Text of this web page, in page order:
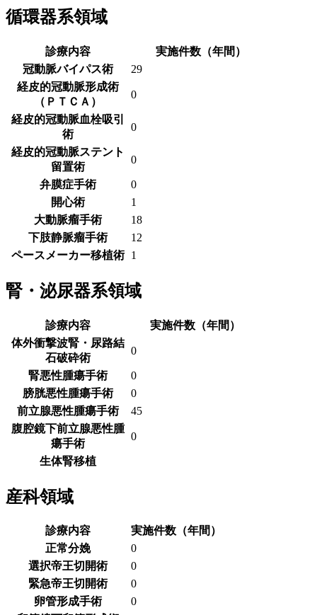
循環器系領域
診療内容
実施件数（年間）
冠動脈バイパス術
29
経皮的冠動脈形成術
（ＰＴＣＡ）
0
経皮的冠動脈血栓吸引
術
0
経皮的冠動脈ステント
留置術
0
弁膜症手術
0
開心術
1
大動脈瘤手術
18
下肢静脈瘤手術
12
ペースメーカー移植術 1
腎・泌尿器系領域
診療内容
実施件数（年間）
体外衝撃波腎・尿路結
石破砕術
0
腎悪性腫瘍手術
0
膀胱悪性腫瘍手術
0
前立腺悪性腫瘍手術
45
腹腔鏡下前立腺悪性腫
瘍手術
0
生体腎移植
産科領域
診療内容
実施件数（年間）
正常分娩
0
選択帝王切開術
0
緊急帝王切開術
0
卵管形成手術
0